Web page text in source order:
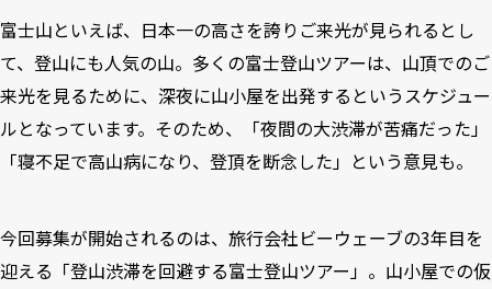
富士山といえば、日本一の高さを誇りご来光が見られるとし
て、登山にも人気の山。多くの富士登山ツアーは、山頂でのご
来光を見るために、深夜に山小屋を出発するというスケジュー
ルとなっています。そのため、「夜間の大渋滞が苦痛だった」
「寝不足で高山病になり、登頂を断念した」という意見も。
今回募集が開始されるのは、旅行会社ビーウェーブの3年目を
迎える「登山渋滞を回避する富士登山ツアー」。山小屋での仮